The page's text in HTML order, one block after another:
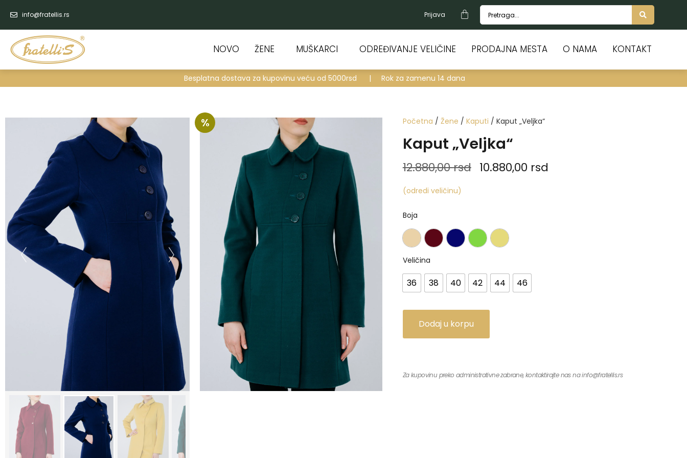
info@fratellis.rs Prijava
NOVO ŽENE MUŠKARCI ODREĐIVANJE VELIČINE PRODAJNA MESTA O NAMA KONTAKT
Besplatna dostava za kupovinu veću od 5000rsd | Rok za zamenu 14 dana
% Početna / Žene / Kaputi / Kaput „Veljka“
Kaput „Veljka“
12.880,00rsd 10.880,00 rsd
(odredi veličinu)
Boja
Veličina
36 38 40 42 44 46
Dodaj u korpu
Za kupovinu preko administrativne zabrane, kontaktirajte nas na info@fratellis.rs